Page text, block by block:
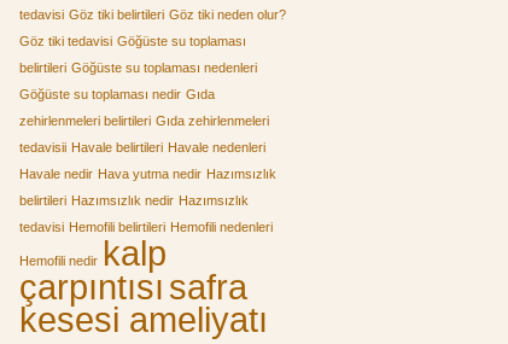
tedavisi Göz tiki belirtileri Göz tiki neden olur?
Göz tiki tedavisi Göğüste su toplaması
belirtileri Göğüste su toplaması nedenleri
Göğüste su toplaması nedir Gıda
zehirlenmeleri belirtileri Gıda zehirlenmeleri
tedavisii Havale belirtileri Havale nedenleri
Havale nedir Hava yutma nedir Hazımsızlık
belirtileri Hazımsızlık nedir Hazımsızlık
tedavisi Hemofili belirtileri Hemofili nedenleri
Hemofili nedir kalp
çarpıntısı safra
kesesi ameliyatı